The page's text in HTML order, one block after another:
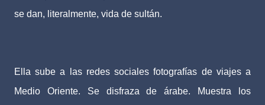
se dan, literalmente, vida de sultán.
Ella sube a las redes sociales fotografías de viajes a
Medio Oriente. Se disfraza de árabe. Muestra los